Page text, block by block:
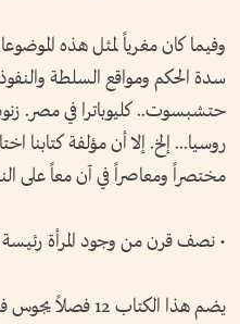
وفيما كان مغرياً لمثل هذه
سدة الحكم ومواقع السلطة
حتشبسوت.. كليوباترا في مصر.
روسيا... إلخ. إلا أن مؤلفة كتابنا
مختصراً ومعاصراً في آن معاً على
• نصف قرن من وجود المرأة رئيسة
يضم هذا الكتاب